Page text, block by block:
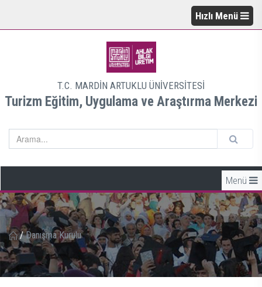
Hızlı Menü
T.C. MARDİN ARTUKLU ÜNİVERSİTESİ
Turizm Eğitim, Uygulama ve Araştırma Merkezi
Menü
/ Danışma Kurulu